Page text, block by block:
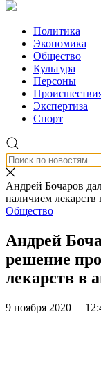
Политика
Экономика
Общество
Культура
Персоны
Экспертиза
Спорт
Андрей Бочаров
наличием лекарств
Общество
Андрей
решение
лекарств в
9 ноября 2020